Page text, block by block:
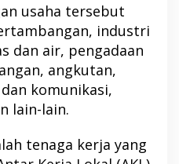
usaha tersebut
industri
dan air, pengadaan
angkutan,
komunikasi,
lain-lain.
tenaga kerja yang